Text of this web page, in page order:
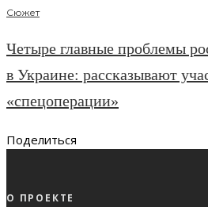
Сюжет
Четыре главные проблемы
в Украине: рассказывают
«спецоперации»
Поделиться
О ПРОЕКТЕ